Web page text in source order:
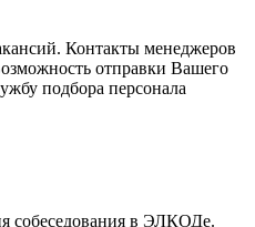
Контакты менеджеров
отправки Вашего
подбора персонала
собеседования в ЭЛКОДе.